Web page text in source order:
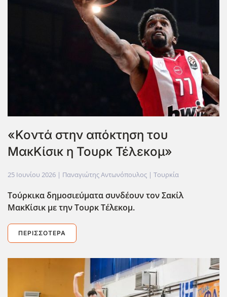
«Κοντά στην απόκτηση του
ΜακΚίσικ η Τουρκ Τέλεκομ»
25 Ιουνίου 2026 | Παναγιώτης Αντωνόπουλος | Τουρκία
Τούρκικα δημοσιεύματα συνδέουν τον Σακίλ
ΜακΚίσικ με την Τουρκ Τέλεκομ.
ΠΕΡΙΣΣΌΤΕΡΑ